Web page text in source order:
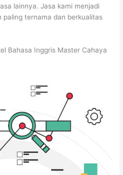
lainnya. Jasa kami menjadi
paling ternama dan berkualitas
Bahasa Inggris Master Cahaya